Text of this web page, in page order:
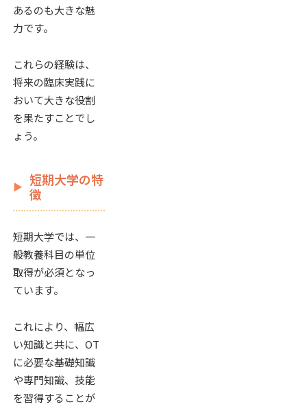
あるのも大きな魅
力です。
これらの経験は、
将来の臨床実践に
おいて大きな役割
を果たすことでし
ょう。
短期大学の特
徴
短期大学では、一
般教養科目の単位
取得が必須となっ
ています。
これにより、幅広
い知識と共に、OT
に必要な基礎知識
や専門知識、技能
を習得することが